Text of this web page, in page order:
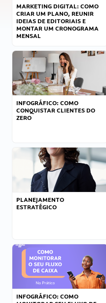
MARKETING DIGITAL: COMO
CRIAR UM PLANO, REUNIR
IDEIAS DE EDITORIAIS E
MONTAR UM CRONOGRAMA
MENSAL
INFOGRÁFICO: COMO
CONQUISTAR CLIENTES DO
ZERO
PLANEJAMENTO
ESTRATÉGICO
INFOGRÁFICO: COMO